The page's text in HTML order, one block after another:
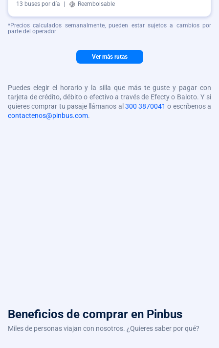
13 buses por día Reembolsable
*Precios calculados semanalmente, pueden estar sujetos a cambios por
parte del operador
Ver más rutas
Puedes elegir el horario y la silla que más te guste y pagar con
tarjeta de crédito, débito o efectivo a través de Efecty o Baloto. Y si
quieres comprar tu pasaje llámanos al 300 3870041 o escríbenos a
contactenos@pinbus.com.
Beneficios de comprar en Pinbus
Miles de personas viajan con nosotros. ¿Quieres saber por qué?